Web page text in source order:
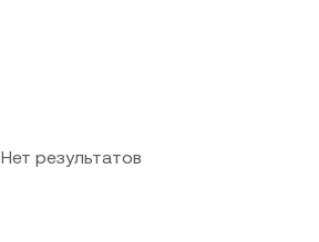
Нет результатов